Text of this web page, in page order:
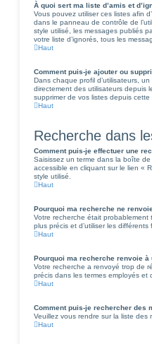
À quoi sert ma liste d’amis et
Vous pouvez utiliser ces listes afin
dans le panneau de contrôle de
style utilisé, les messages publiés
votre liste d’ignorés, tous les
Haut
Comment puis-je ajouter ou
Dans chaque profil d’utilisateurs,
directement des utilisateurs depuis
supprimer de vos listes depuis cette
Haut
Recherche dans
Comment puis-je effectuer une
Saisissez un terme dans la boîte
accessible en cliquant sur le lien «
style utilisé.
Haut
Pourquoi ma recherche ne
Votre recherche était
plus précis et d’utiliser les
Haut
Pourquoi ma recherche renvoie à
Votre recherche a renvoyé trop de
précis dans les termes employés
Haut
Comment puis-je rechercher des
Veuillez vous rendre sur la liste des
Haut